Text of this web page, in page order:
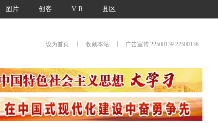
图片 创客 V R 县区
设为首页 收藏本站 广告宣传 22500139 22500136